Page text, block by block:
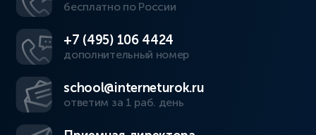
бесплатно по России
+7 (495) 106 4424
дополнительный номер
school@interneturok.ru
ответим за 1 раб. день